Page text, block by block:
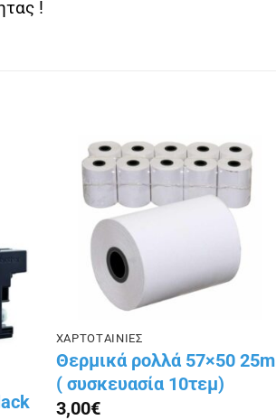
!
Πρόσθήκη
στην λίστα
ΧΑΡΤΟΤΑΙΝΙΕΣ
Θερμικά ρολλά 57×50 25m
( συσκευασία 10τεμ)
3,00€